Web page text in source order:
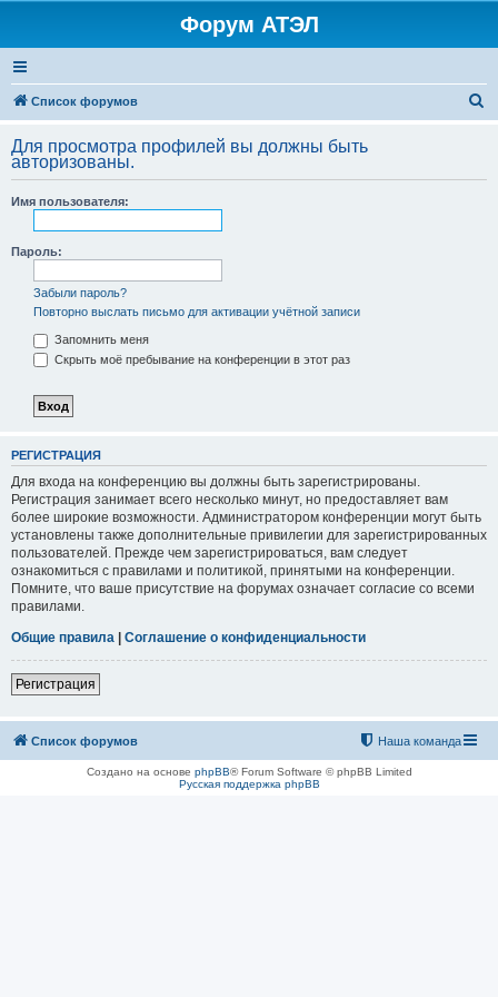
Форум АТЭЛ
Список форумов
с
Для просмотра профилей вы должны быть
авторизованы.
Имя пользователя:
Пароль:
Забыли пароль?
Повторно выслать письмо для активации учётной записи
Запомнить меня
Скрыть моё пребывание на конференции в этот раз
РЕГИСТРАЦИЯ
Для входа на конференцию вы должны быть зарегистрированы.
Регистрация занимает всего несколько минут, но предоставляет вам
более широкие возможности. Администратором конференции могут быть
установлены также дополнительные привилегии для зарегистрированных
пользователей. Прежде чем зарегистрироваться, вам следует
ознакомиться с правилами и политикой, принятыми на конференции.
Помните, что ваше присутствие на форумах означает согласие со всеми
правилами.
Общие правила | Соглашение о конфиденциальности
Регистрация
Список форумов Наша команда
Создано на основе phpBB® Forum Software © phpBB Limited
Русская поддержка phpBB